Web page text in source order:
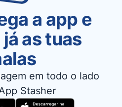
a app e
as tuas
em todo o lado
Stasher